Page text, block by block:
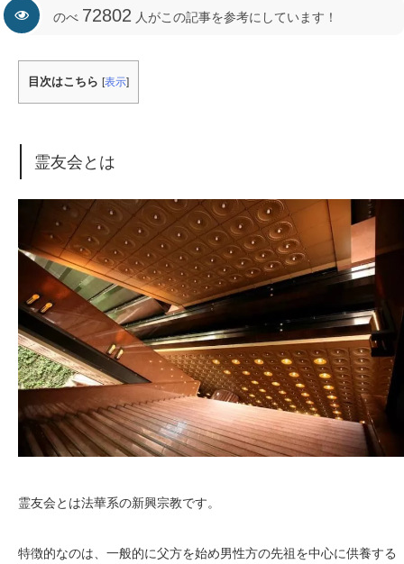
のべ 72802 人がこの記事を参考にしています！
目次はこちら [表示]
霊友会とは
霊友会とは法華系の新興宗教です。
特徴的なのは、一般的に父方を始め男性方の先祖を中心に供養する